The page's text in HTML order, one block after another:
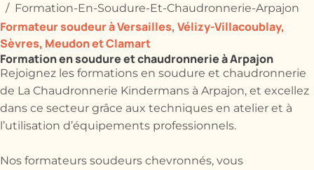
Formation-En-Soudure-Et-Chaudronnerie-Arpajon
Formation en soudure et chaudronnerie à Arpajon
Formateur soudeur à Versailles, Vélizy-Villacoublay,
Sèvres, Meudon et Clamart
Rejoignez les formations en soudure et chaudronnerie
de La Chaudronnerie Kindermans à Arpajon, et excellez
dans ce secteur grâce aux techniques en atelier et à
l’utilisation d’équipements professionnels.
Nos formateurs soudeurs chevronnés, vous